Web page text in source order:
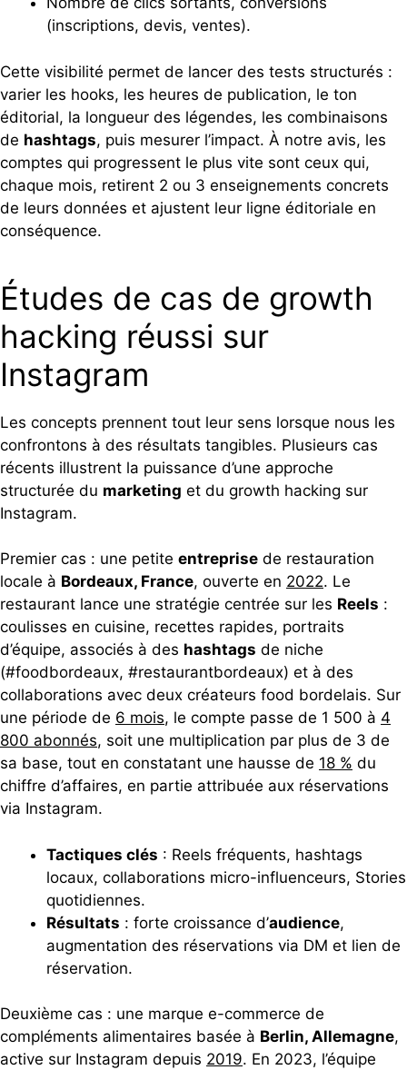
(inscriptions, devis, ventes).
Cette visibilité permet de lancer des tests structurés :
varier les hooks, les heures de publication, le ton
éditorial, la longueur des légendes, les combinaisons
de hashtags, puis mesurer l’impact. À notre avis, les
comptes qui progressent le plus vite sont ceux qui,
chaque mois, retirent 2 ou 3 enseignements concrets
de leurs données et ajustent leur ligne éditoriale en
conséquence.
Études de cas de growth
hacking réussi sur
Instagram
Les concepts prennent tout leur sens lorsque nous les
confrontons à des résultats tangibles. Plusieurs cas
récents illustrent la puissance d’une approche
structurée du marketing et du growth hacking sur
Instagram.
Premier cas : une petite entreprise de restauration
locale à Bordeaux, France, ouverte en 2022. Le
restaurant lance une stratégie centrée sur les Reels :
coulisses en cuisine, recettes rapides, portraits
d’équipe, associés à des hashtags de niche
(#foodbordeaux, #restaurantbordeaux) et à des
collaborations avec deux créateurs food bordelais. Sur
une période de 6 mois, le compte passe de 1 500 à 4
800 abonnés, soit une multiplication par plus de 3 de
sa base, tout en constatant une hausse de 18 % du
chiffre d’affaires, en partie attribuée aux réservations
via Instagram.
Tactiques clés : Reels fréquents, hashtags
locaux, collaborations micro-influenceurs, Stories
quotidiennes.
Résultats : forte croissance d’audience,
augmentation des réservations via DM et lien de
réservation.
Deuxième cas : une marque e-commerce de
compléments alimentaires basée à Berlin, Allemagne,
active sur Instagram depuis 2019. En 2023, l’équipe